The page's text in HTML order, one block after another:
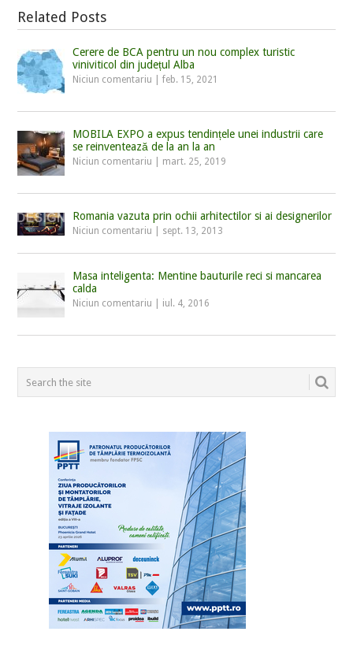
Related Posts
Cerere de BCA pentru un nou complex turistic
viniviticol din județul Alba
Niciun comentariu |feb. 15, 2021
MOBILA EXPO a expus tendințele unei industrii care
se reinventează de la an la an
Niciun comentariu mart. 25, 2019
Romania vazuta prin ochii arhitectilor si ai designerilor
Niciun comentariu sept. 13, 2013
Masa inteligenta: Mentine bauturile reci si mancarea
calda
Niciun comentariu iul. 4, 2016